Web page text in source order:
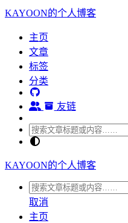
KAYOON的个人博客
主页
文章
标签
分类
友链
KAYOON的个人博客
取消
主页